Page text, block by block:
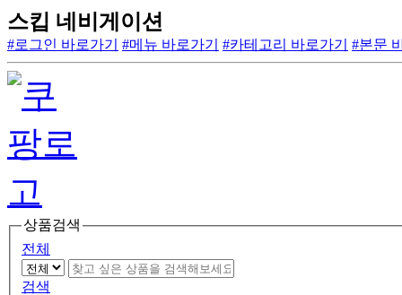
스킵 네비게이션
#로그인 바로가기 #메뉴 바로가기 #카테고리 바로가기 #본문
상품검색
전체
검색